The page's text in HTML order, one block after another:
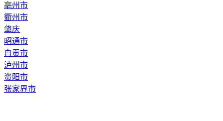
亳州市
衢州市
肇庆
昭通市
自贡市
泸州市
资阳市
张家界市